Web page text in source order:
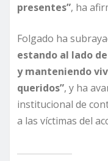
presentes”, ha
Folgado ha
estando al lado
y manteniendo
queridos”, y ha
institucional de
a las víctimas del